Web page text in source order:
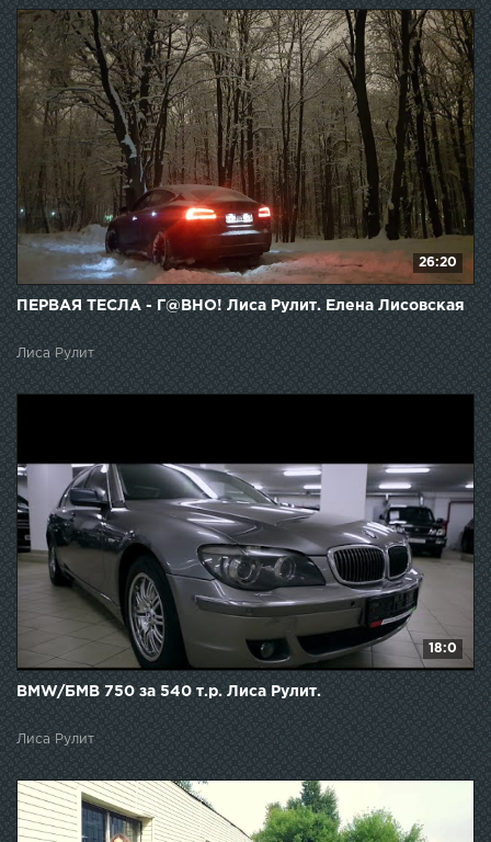
26:20
ПЕРВАЯ ТЕСЛА - Г@ВНО! Лиса Рулит. Елена Лисовская
Лиса Рулит
18:0
BMW/БМВ 750 за 540 т.р. Лиса Рулит.
Лиса Рулит